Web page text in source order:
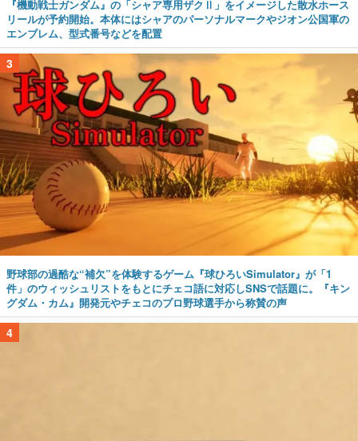
『機動戦士ガンダム』の「シャア専用ザクⅡ」をイメージした散水ホース
リールが予約開始。本体にはシャアのパーソナルマークやジオン公国軍の
エンブレム、型式番号などを配置
3
野球部の過酷な“補欠”を体験するゲーム『球ひろいSimulator』が「1
件」のウィッシュリストをもとにチェコ語に対応しSNSで話題に。『キン
グダム・カム』開発元やチェコのプロ野球選手から称賛の声
4